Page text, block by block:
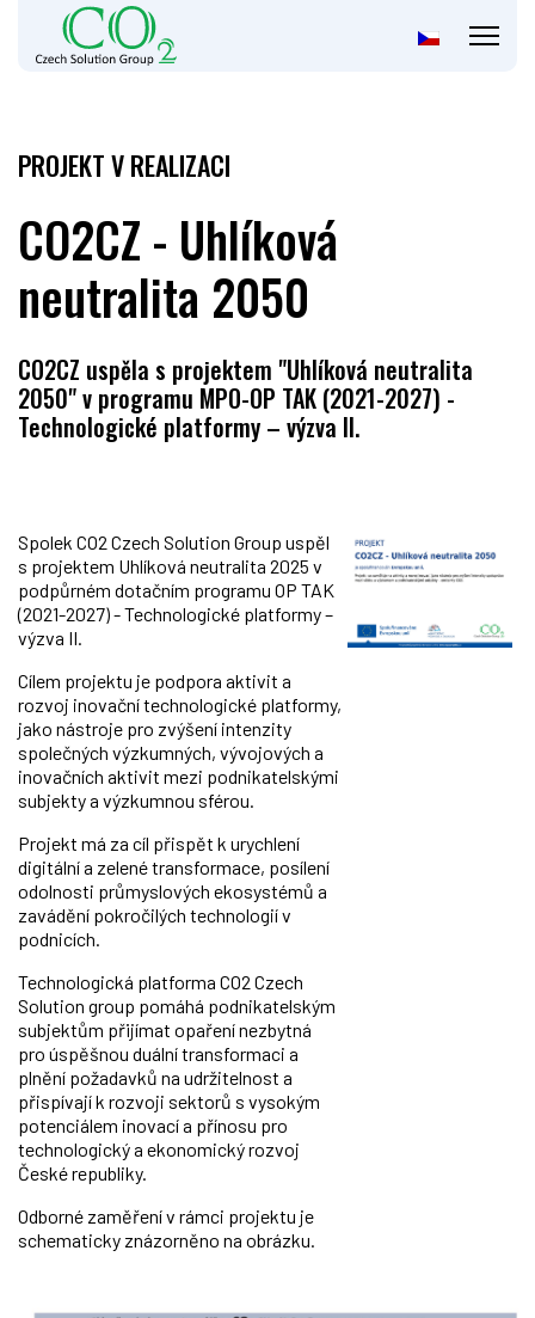
PROJEKT V REALIZACI
CO2CZ - Uhlíková
neutralita 2050
CO2CZ uspěla s projektem "Uhlíková neutralita
2050" v programu MPO-OP TAK (2021-2027) -
Technologické platformy – výzva II.
Spolek CO2 Czech Solution Group uspěl
s projektem Uhlíková neutralita 2025 v
podpůrném dotačním programu OP TAK
(2021-2027) - Technologické platformy –
výzva II.
Cílem projektu je podpora aktivit a
rozvoj inovační technologické platformy,
jako nástroje pro zvýšení intenzity
společných výzkumných, vývojových a
inovačních aktivit mezi podnikatelskými
subjekty a výzkumnou sférou.
Projekt má za cíl přispět k urychlení
digitální a zelené transformace, posílení
odolnosti průmyslových ekosystémů a
zavádění pokročilých technologií v
podnicích.
Technologická platforma CO2 Czech
Solution group pomáhá podnikatelským
subjektům přijímat opaření nezbytná
pro úspěšnou duální transformaci a
plnění požadavků na udržitelnost a
přispívají k rozvoji sektorů s vysokým
potenciálem inovací a přínosu pro
technologický a ekonomický rozvoj
České republiky.
Odborné zaměření v rámci projektu je
schematicky znázorněno na obrázku.